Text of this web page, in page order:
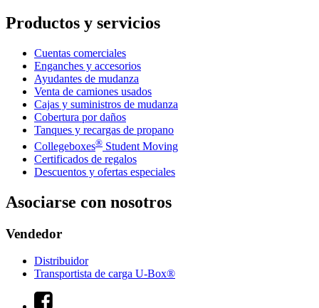
Productos y servicios
Cuentas comerciales
Enganches y accesorios
Ayudantes de mudanza
Venta de camiones usados
Cajas y suministros de mudanza
Cobertura por daños
Tanques y recargas de propano
Collegeboxes® Student Moving
Certificados de regalos
Descuentos y ofertas especiales
Asociarse con nosotros
Vendedor
Distribuidor
Transportista de carga U-Box®